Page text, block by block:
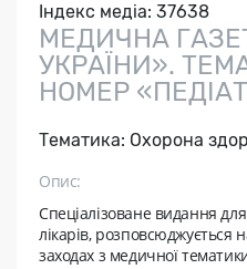
Індекс медіа: 37638
МЕДИЧНА
УКРАЇНИ».
НОМЕР
Тематика: Охорона
Опис:
Спеціалізоване видання
лікарів, розповсюджується
заходах з медичної